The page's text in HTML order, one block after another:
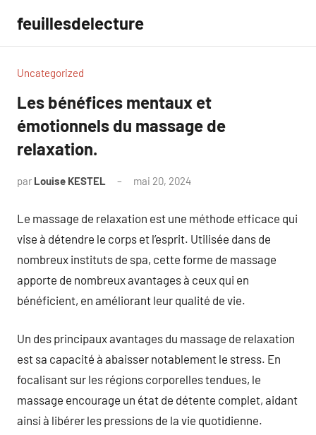
contenu
feuillesdelecture
Uncategorized
Les bénéfices mentaux et
émotionnels du massage de
relaxation.
par Louise KESTEL mai 20, 2024
Le massage de relaxation est une méthode efficace qui
vise à détendre le corps et l’esprit. Utilisée dans de
nombreux instituts de spa, cette forme de massage
apporte de nombreux avantages à ceux qui en
bénéficient, en améliorant leur qualité de vie.
Un des principaux avantages du massage de relaxation
est sa capacité à abaisser notablement le stress. En
focalisant sur les régions corporelles tendues, le
massage encourage un état de détente complet, aidant
ainsi à libérer les pressions de la vie quotidienne.